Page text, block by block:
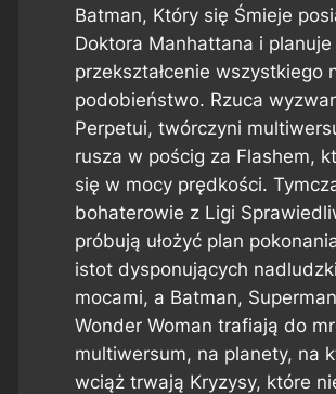
Batman, Który się Śmieje
Doktora Manhattana i planuje
przekształcenie wszystkiego
podobieństwo. Rzuca
Perpetui, twórczyni
rusza w pościg za Flashem,
się w mocy prędkości.
bohaterowie z Ligi
próbują ułożyć plan
istot dysponujących
mocami, a Batman,
Wonder Woman trafiają do
multiwersum, na planety, na
wciąż trwają Kryzysy, które